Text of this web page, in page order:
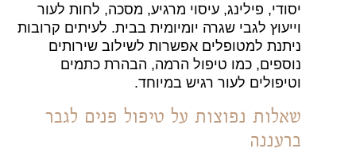
יסודי, פילינג, עיסוי מרגיע, מסכה, לחות לעור
וייעוץ לגבי שגרה יומיומית בבית. לעיתים קרובות
ניתנת למטופלים אפשרות לשילוב שירותים
נוספים, כמו טיפול הרמה, הבהרת כתמים
וטיפולים לעור רגיש במיוחד.
שאלות נפוצות על טיפול פנים לגבר
ברעננה